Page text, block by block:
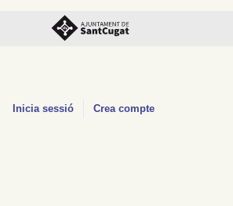
Inicia sessió Crea compte